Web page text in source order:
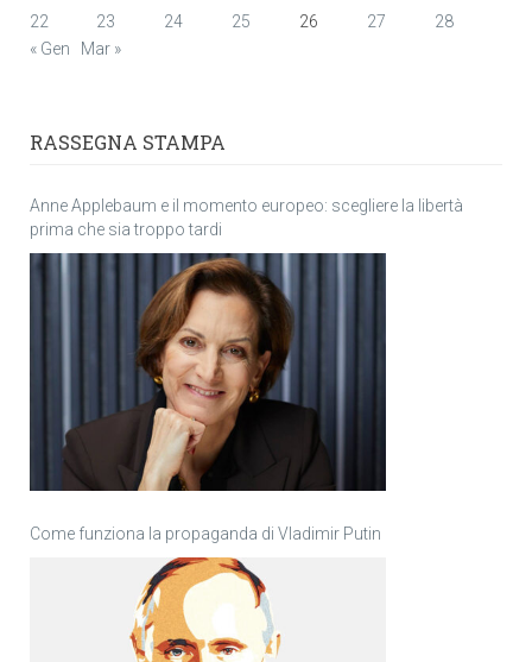
22
23 24 25 26 27
28
« Gen
Mar »
RASSEGNA STAMPA
Anne Applebaum e il momento europeo: scegliere la libertà
prima che sia troppo tardi
Come funziona la propaganda di Vladimir Putin